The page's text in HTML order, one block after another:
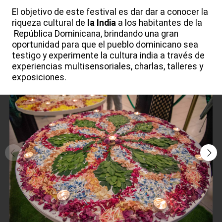
El objetivo de este festival es dar dar a conocer la
riqueza cultural de la India a los habitantes de la
República Dominicana, brindando una gran
oportunidad para que el pueblo dominicano sea
testigo y experimente la cultura india a través de
experiencias multisensoriales, charlas, talleres y
exposiciones.